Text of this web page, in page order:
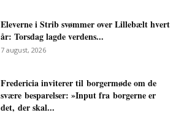
Eleverne i Strib svømmer over Lillebælt hvert
år: Torsdag lagde verdens...
7 august, 2026
Fredericia inviterer til borgermøde om de
svære besparelser: »Input fra borgerne er
det, der skal...